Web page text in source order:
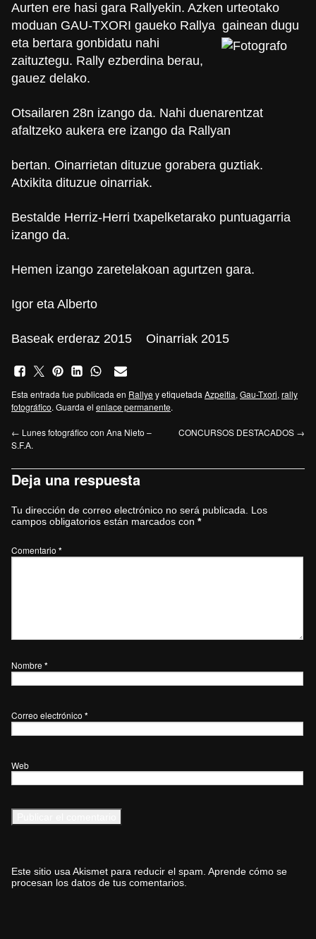
Aurten ere hasi gara Rallyekin. Azken urteotako
moduan GAU-TXORI gaueko Rallya gainean dugu
eta bertara gonbidatu nahi
zaituztegu. Rally ezberdina berau,
gauez delako.
Otsailaren 28n izango da. Nahi duenarentzat
afaltzeko aukera ere izango da Rallyan
bertan. Oinarrietan dituzue gorabera guztiak.
Atxikita dituzue oinarriak.
Bestalde Herriz-Herri txapelketarako puntuagarria
izango da.
Hemen izango zaretelakoan agurtzen gara.
Igor eta Alberto
Baseak erderaz 2015 Oinarriak 2015
Esta entrada fue publicada en Rallye y etiquetada Azpeitia, Gau-Txori, rally
fotográfico. Guarda el enlace permanente.
← Lunes fotográfico con Ana Nieto –
S.F.A.
CONCURSOS DESTACADOS →
Deja una respuesta
Tu dirección de correo electrónico no será publicada. Los
campos obligatorios están marcados con *
Comentario *
Nombre *
Correo electrónico *
Web
Este sitio usa Akismet para reducir el spam. Aprende cómo se
procesan los datos de tus comentarios.